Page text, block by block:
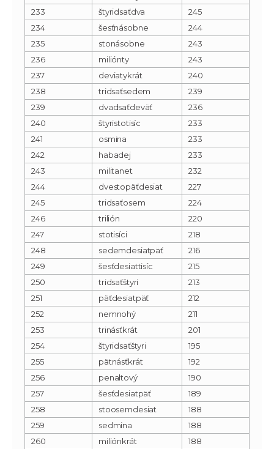
233
štyridsaťdva
245
234
šesťnásobne
244
235
stonásobne
243
236
miliónty
243
237
deviatykrát
240
238
tridsaťsedem
239
239
dvadsaťdeväť
236
240
štyristotisíc
233
241
osmina
233
242
habadej
233
243
militanet
232
244
dvestopäťdesiat
227
245
tridsaťosem
224
246
trilión
220
247
stotisíci
218
248
sedemdesiatpäť
216
249
šesťdesiattisíc
215
250
tridsaťštyri
213
251
päťdesiatpäť
212
252
nemnohý
211
253
trinásťkrát
201
254
štyridsaťštyri
195
255
pätnásťkrát
192
256
penaltový
190
257
šesťdesiatpäť
189
258
stoosemdesiat
188
259
sedmina
188
260
miliónkrát
188